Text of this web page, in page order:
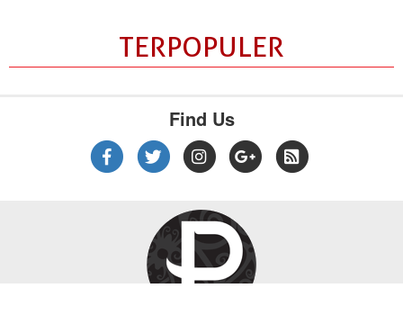
TERPOPULER
Find Us